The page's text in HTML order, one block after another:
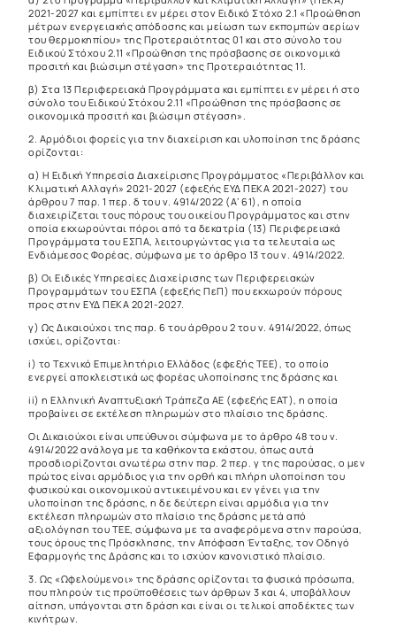
2021-2027 και εμπίπτει εν μέρει στον Ειδικό Στόχο 2.1 «Προώθηση
μέτρων ενεργειακής απόδοσης και μείωση των εκπομπών αερίων
του θερμοκηπίου» της Προτεραιότητας 01 και στο σύνολο του
Ειδικού Στόχου 2.11 «Προώθηση της πρόσβασης σε οικονομικά
προσιτή και βιώσιμη στέγαση» της Προτεραιότητας 11.
β) Στα 13 Περιφερειακά Προγράμματα και εμπίπτει εν μέρει ή στο
σύνολο του Ειδικού Στόχου 2.11 «Προώθηση της πρόσβασης σε
οικονομικά προσιτή και βιώσιμη στέγαση».
2. Αρμόδιοι φορείς για την διαχείριση και υλοποίηση της δράσης
ορίζονται:
α) Η Ειδική Υπηρεσία Διαχείρισης Προγράμματος «Περιβάλλον και
Κλιματική Αλλαγή» 2021-2027 (εφεξής ΕΥΔ ΠΕΚΑ 2021-2027) του
άρθρου 7 παρ. 1 περ. δ του ν. 4914/2022 (Α’ 61), η οποία
διαχειρίζεται τους πόρους του οικείου Προγράμματος και στην
οποία εκχωρούνται πόροι από τα δεκατρία (13) Περιφερειακά
Προγράμματα του ΕΣΠΑ, λειτουργώντας για τα τελευταία ως
Ενδιάμεσος Φορέας, σύμφωνα με το άρθρο 13 του ν. 4914/2022.
β) Οι Ειδικές Υπηρεσίες Διαχείρισης των Περιφερειακών
Προγραμμάτων του ΕΣΠΑ (εφεξής ΠεΠ) που εκχωρούν πόρους
προς στην ΕΥΔ ΠΕΚΑ 2021-2027.
γ) Ως Δικαιούχοι της παρ. 6 του άρθρου 2 του ν. 4914/2022, όπως
ισχύει, ορίζονται:
i) το Τεχνικό Επιμελητήριο Ελλάδος (εφεξής ΤΕΕ), το οποίο
ενεργεί αποκλειστικά ως φορέας υλοποίησης της δράσης και
ii) η Ελληνική Αναπτυξιακή Τράπεζα ΑΕ (εφεξής ΕΑΤ), η οποία
προβαίνει σε εκτέλεση πληρωμών στο πλαίσιο της δράσης.
Οι Δικαιούχοι είναι υπεύθυνοι σύμφωνα με το άρθρο 48 του ν.
4914/2022 ανάλογα με τα καθήκοντα εκάστου, όπως αυτά
προσδιορίζονται ανωτέρω στην παρ. 2 περ. γ της παρούσας, ο μεν
πρώτος είναι αρμόδιος για την ορθή και πλήρη υλοποίηση του
φυσικού και οικονομικού αντικειμένου και εν γένει για την
υλοποίηση της δράσης, η δε δεύτερη είναι αρμόδια για την
εκτέλεση πληρωμών στο πλαίσιο της δράσης μετά από
αξιολόγηση του ΤΕΕ, σύμφωνα με τα αναφερόμενα στην παρούσα,
τους όρους της Πρόσκλησης, την Απόφαση Ένταξης, τον Οδηγό
Εφαρμογής της Δράσης και το ισχύον κανονιστικό πλαίσιο.
3. Ως «Ωφελούμενοι» της δράσης ορίζονται τα φυσικά πρόσωπα,
που πληρούν τις προϋποθέσεις των άρθρων 3 και 4, υποβάλλουν
αίτηση, υπάγονται στη δράση και είναι οι τελικοί αποδέκτες των
κινήτρων.